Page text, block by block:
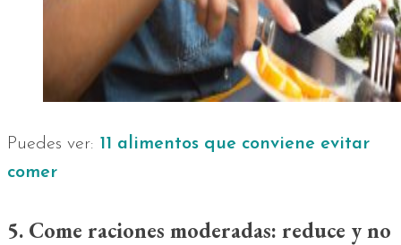
Puedes ver: 11 alimentos que conviene evitar
comer
5. Come raciones moderadas: reduce y no